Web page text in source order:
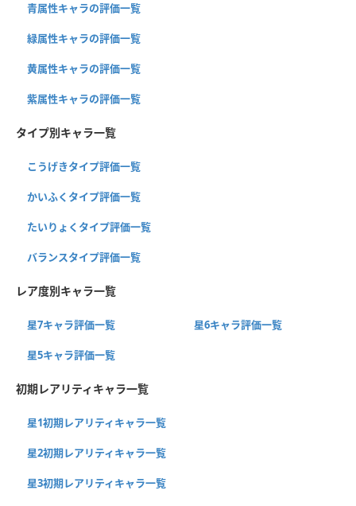
青属性キャラの評価一覧
緑属性キャラの評価一覧
黄属性キャラの評価一覧
紫属性キャラの評価一覧
タイプ別キャラ一覧
こうげきタイプ評価一覧
かいふくタイプ評価一覧
たいりょくタイプ評価一覧
バランスタイプ評価一覧
レア度別キャラ一覧
星7キャラ評価一覧 星6キャラ評価一覧
星5キャラ評価一覧
初期レアリティキャラ一覧
星1初期レアリティキャラ一覧
星2初期レアリティキャラ一覧
星3初期レアリティキャラ一覧